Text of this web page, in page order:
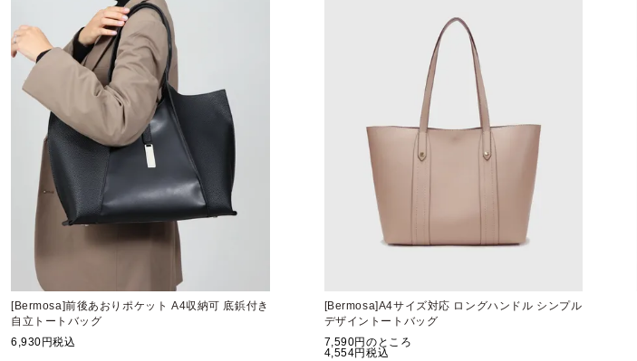
[Bermosa]前後あおりポケット A4収納可 底鋲付き
自立トートバッグ
6,930 税込
[Bermosa]A4サイズ対応 ロングハンドル シンプル
デザイントートバッグ
7,590
のところ
4,554
税込